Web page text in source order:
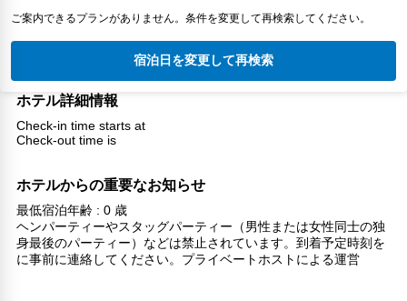
ご案内できるプランがありません。条件を変更して再検索してください。
宿泊日を変更して再検索
ホテル詳細情報
Check-in time starts at
Check-out time is
ホテルからの重要なお知らせ
最低宿泊年齢 : 0 歳
ヘンパーティーやスタッグパーティー（男性または女性同士の独
身最後のパーティー）などは禁止されています。到着予定時刻を
に事前に連絡してください。プライベートホストによる運営